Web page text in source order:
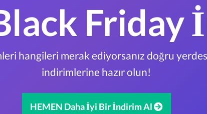
Friday
hangileri merak ediyorsanız doğru
indirimlerine hazır olun!
HEMEN Daha İyi Bir İndirim Al